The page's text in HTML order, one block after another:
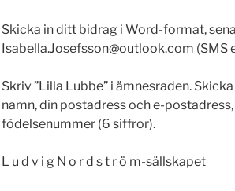
Skicka in ditt bidrag i Word-format,
Isabella.Josefsson@outlook.com (SMS
Skriv ”Lilla Lubbe” i ämnesraden.
namn, din postadress och e-
födelsenummer (6 siffror).
L u d v i g N o r d s t r ö m-sällskapet